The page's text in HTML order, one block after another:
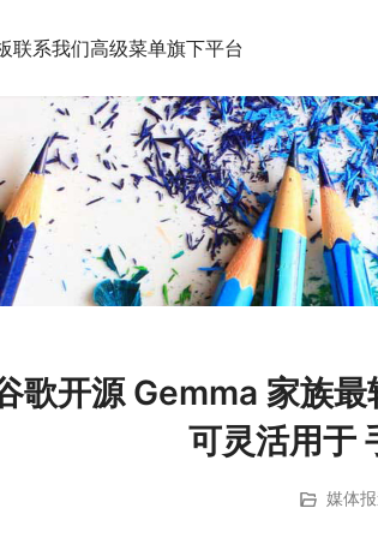
联系我们高级菜单旗下平台
歌开源 Gemma 家族
可灵活用于
媒体